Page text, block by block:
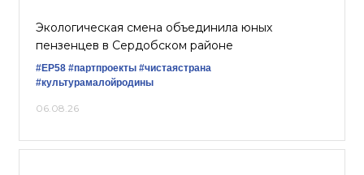
Экологическая смена объединила юных
пензенцев в Сердобском районе
#ЕР58 #партпроекты #чистаястрана
#культурамалойродины
06.08.26